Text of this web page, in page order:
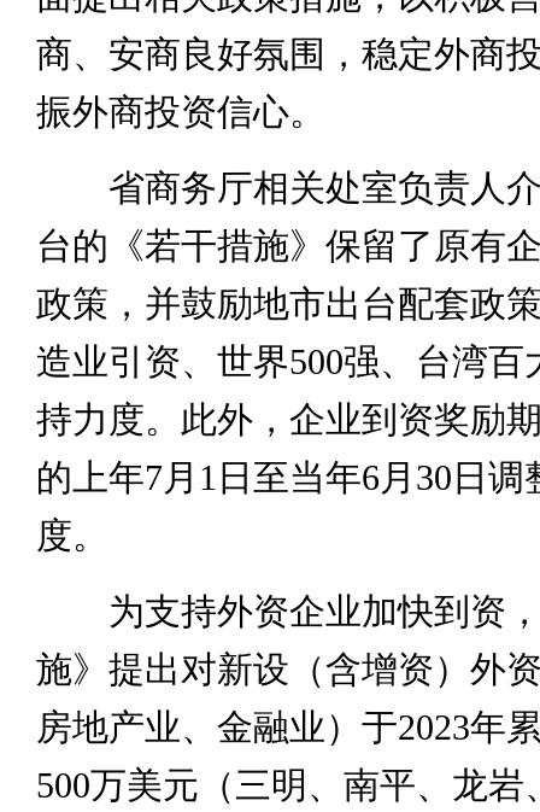
商、安商良好氛围，稳定外商
振外商投资信心。
省商务厅相关处室负责人介
台的《若干措施》保留了原有
政策，并鼓励地市出台配套政
造业引资、世界500强、台湾百
持力度。此外，企业到资奖励
的上年7月1日至当年6月30日调
度。
为支持外资企业加快到资，
施》提出对新设（含增资）外
房地产业、金融业）于2023年
500万美元（三明、南平、龙岩